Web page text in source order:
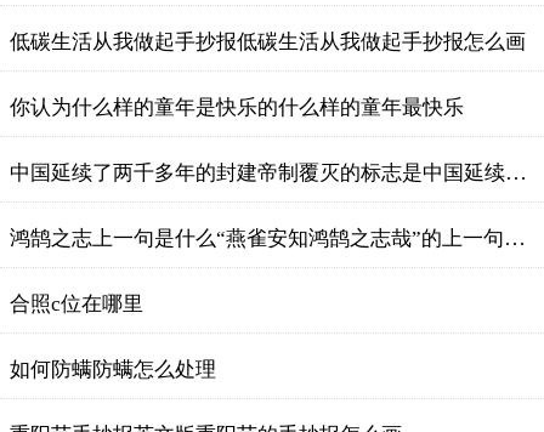
​低碳生活从我做起手抄报​低碳生活从我做起手抄报怎么画
你认为什么样的童年是快乐的什么样的童年最快乐
中国延续了两千多年的封建帝制覆灭的标志是中国延续了两千多年的封建帝制覆灭的标志
鸿鹄之志上一句是什么“燕雀安知鸿鹄之志哉”的上一句是什么
合照c位在哪里
如何防螨防螨怎么处理